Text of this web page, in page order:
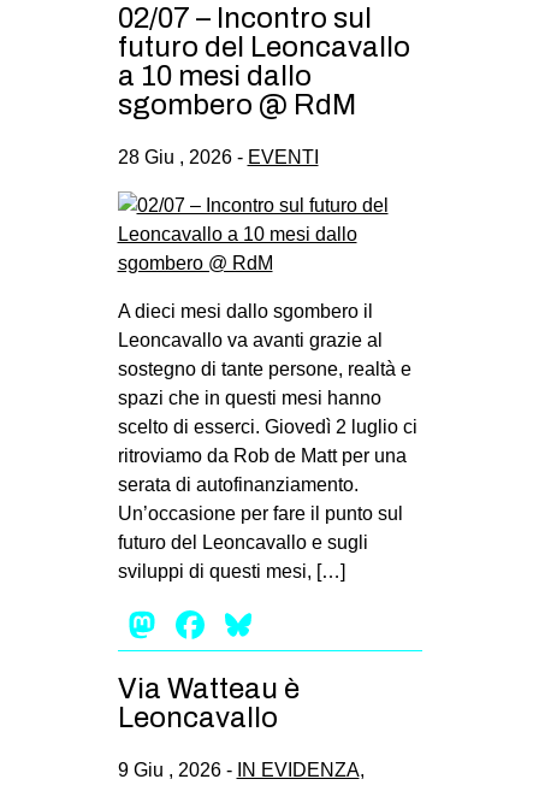
02/07 – Incontro sul
futuro del Leoncavallo
a 10 mesi dallo
sgombero @ RdM
28 Giu , 2026 - EVENTI
A dieci mesi dallo sgombero il
Leoncavallo va avanti grazie al
sostegno di tante persone, realtà e
spazi che in questi mesi hanno
scelto di esserci. Giovedì 2 luglio ci
ritroviamo da Rob de Matt per una
serata di autofinanziamento.
Un’occasione per fare il punto sul
futuro del Leoncavallo e sugli
sviluppi di questi mesi, […]
Mastodon
Facebook
Via Watteau è
Leoncavallo
9 Giu , 2026 - IN EVIDENZA,